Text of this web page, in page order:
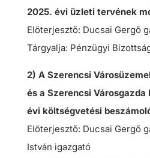
2025. évi üzleti tervének
Előterjesztő: Ducsai Gergő
Tárgyalja: Pénzügyi
2) A Szerencsi
és a Szerencsi
évi költségvetési
Előterjesztő: Ducsai Gergő
István igazgató